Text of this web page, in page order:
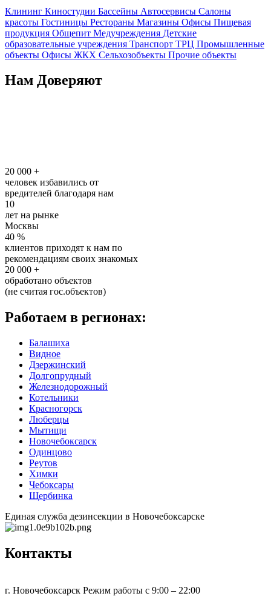
Клининг Киностудии Бассейны Автосервисы Салоны
красоты Гостиницы Рестораны Магазины Офисы Пищевая
продукция Общепит Медучреждения Детские
образовательные учреждения Транспорт ТРЦ Промышленные
объекты Офисы ЖКХ Сельхозобъекты Прочие объекты
Нам Доверяют
20 000 +
человек избавились от
вредителей благодаря нам
10
лет на рынке
Москвы
40 %
клиентов приходят к нам по
рекомендациям своих знакомых
20 000 +
обработано объектов
(не считая гос.объектов)
Работаем в регионах:
Балашиха
Видное
Дзержинский
Долгопрудный
Железнодорожный
Котельники
Красногорск
Люберцы
Мытищи
Новочебоксарск
Одинцово
Реутов
Химки
Чебоксары
Щербинка
Единая служба дезинсекции в Новочебоксарске
Контакты
г. Новочебоксарск Режим работы с 9:00 – 22:00